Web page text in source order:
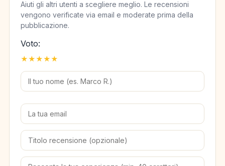
Aiuti gli altri utenti a scegliere meglio. Le recensioni
vengono verificate via email e moderate prima della
pubblicazione.
Voto:
★
★
★
★
★